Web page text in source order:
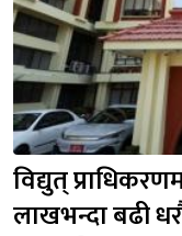
विद्युत्
लाखभन्दा बढी